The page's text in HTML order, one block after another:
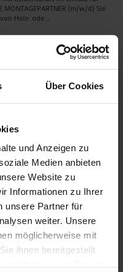
Über Cookies
und Anzeigen zu
Medien anbieten
Website zu
Informationen zu Ihrer
unsere Partner für
weiter. Unsere
möglicherweise mit
ihnen bereitgestellt
(m/w/d) Sie
Holz- ode ..
NETZWERKPARTNER
09.06.2026
und Umgebung